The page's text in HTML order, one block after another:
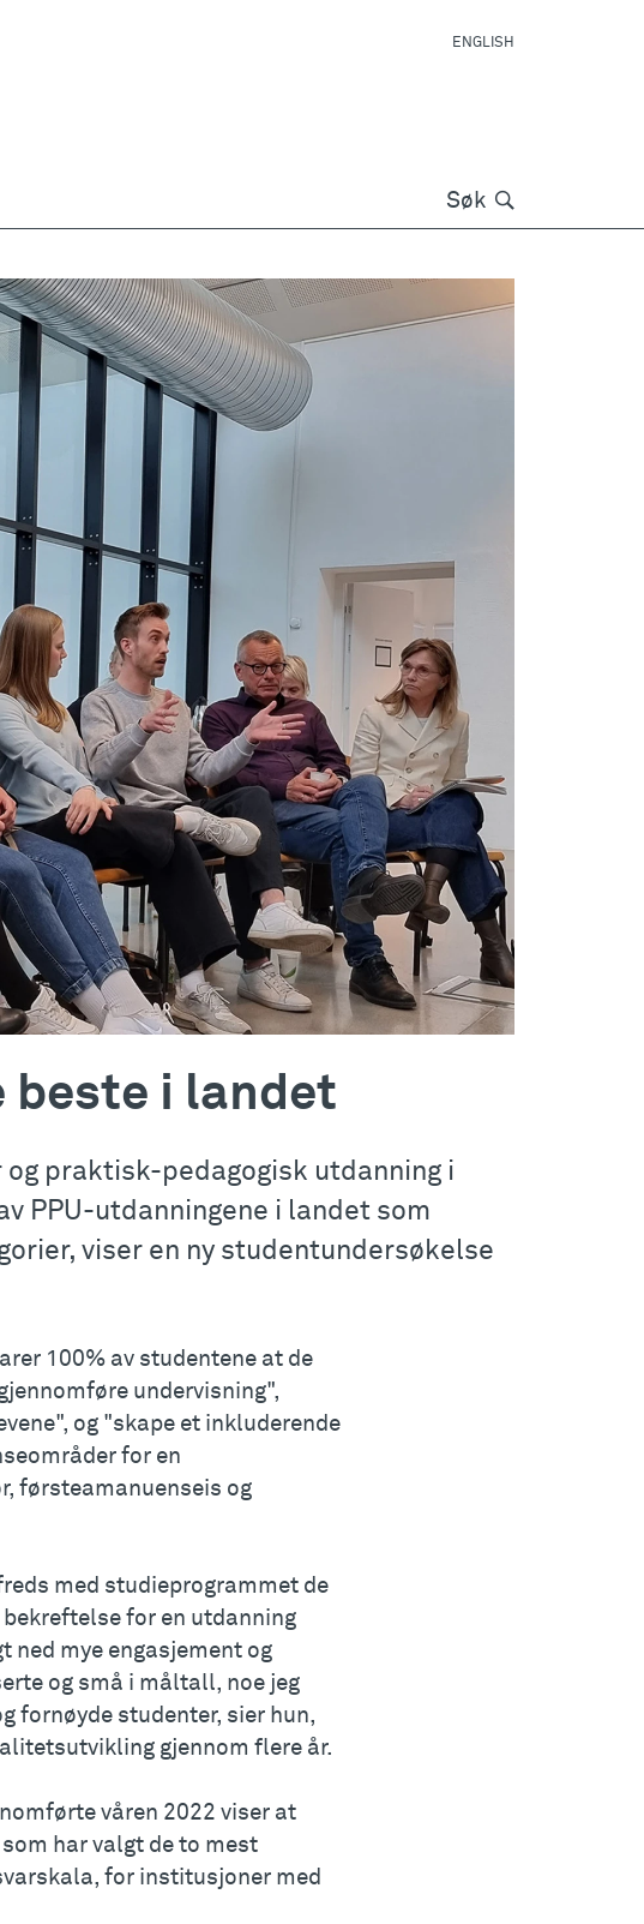
ENGLISH
Søk Søk
beste i landet
praktisk-pedagogisk utdanning i
PPU-utdanningene i landet som
viser en ny studentundersøkelse
100% av studentene at de
undervisning",
og "skape et inkluderende
for en
førsteamanuenseis og
med studieprogrammet de
bekreftelse for en utdanning
ned mye engasjement og
og små i måltall, noe jeg
fornøyde studenter, sier hun,
gjennom flere år.
våren 2022 viser at
har valgt de to mest
for institusjoner med